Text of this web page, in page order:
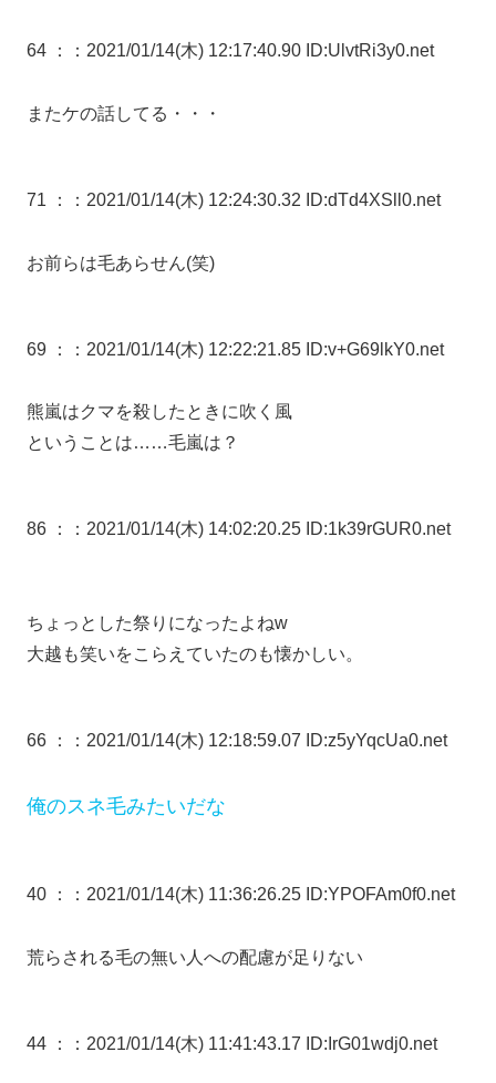
64 ： ：2021/01/14(木) 12:17:40.90 ID:UlvtRi3y0.net
またケの話してる・・・
71 ： ：2021/01/14(木) 12:24:30.32 ID:dTd4XSll0.net
お前らは毛あらせん(笑)
69 ： ：2021/01/14(木) 12:22:21.85 ID:v+G69lkY0.net
熊嵐はクマを殺したときに吹く風
ということは……毛嵐は？
86 ： ：2021/01/14(木) 14:02:20.25 ID:1k39rGUR0.net
ちょっとした祭りになったよねw
大越も笑いをこらえていたのも懐かしい。
66 ： ：2021/01/14(木) 12:18:59.07 ID:z5yYqcUa0.net
俺のスネ毛みたいだな
40 ： ：2021/01/14(木) 11:36:26.25 ID:YPOFAm0f0.net
荒らされる毛の無い人への配慮が足りない
44 ： ：2021/01/14(木) 11:41:43.17 ID:IrG01wdj0.net